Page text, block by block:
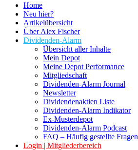
Home
Neu hier?
Artikelübersicht
Über Alex Fischer
Dividenden-Alarm
Übersicht aller Inhalte
Mein Depot
Meine Depot Performance
Mitgliedschaft
Dividenden-Alarm Journal
Newsletter
Dividendenaktien Liste
Dividenden-Alarm Indikator
Ex-Musterdepot
Dividenden-Alarm Podcast
FAQ – Häufig gestellte Fragen
Login | Mitgliederbereich